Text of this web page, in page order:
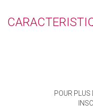
POUR PLUS